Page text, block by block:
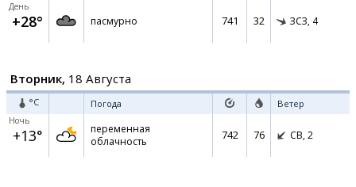
День
+28° пасмурно 741 32 ЗСЗ, 4
Вторник, 18 Августа
°C Погода Ветер
Ночь
+13°
переменная
облачность
742 76 СВ, 2